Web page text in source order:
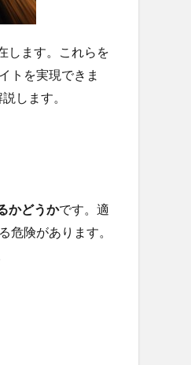
します。これらを
トを実現できま
します。
かどうかです。適
危険があります。